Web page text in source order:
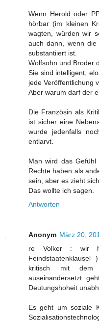
Wenn Herold oder
hörbar (im kleinen
wagten, würden wir
auch dann, wenn die
substantiiert ist.
Wolfsohn und Broder
Sie sind intelligent,
jede Veröffentlichung
Aber warum darf der
Die Französin als
ist sicher eine
wurde jedenfalls
entlarvt.
Man wird das Gefühl
Rechte haben als
sein, aber es zieht
Das wollte ich sagen.
Antworten
Anonym März 20,
re Volker : wir
kritisch mit dem
auseinandersetzt
Deutungshoheit
Es geht um soziale